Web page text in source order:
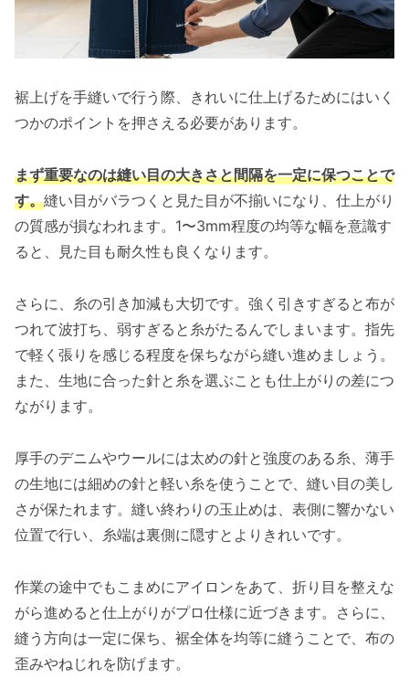
裾上げを手縫いで行う際、きれいに仕上げるためにはいく
つかのポイントを押さえる必要があります。
まず重要なのは縫い目の大きさと間隔を一定に保つことで
す。縫い目がバラつくと見た目が不揃いになり、仕上がり
の質感が損なわれます。1〜3mm程度の均等な幅を意識す
ると、見た目も耐久性も良くなります。
さらに、糸の引き加減も大切です。強く引きすぎると布が
つれて波打ち、弱すぎると糸がたるんでしまいます。指先
で軽く張りを感じる程度を保ちながら縫い進めましょう。
また、生地に合った針と糸を選ぶことも仕上がりの差につ
ながります。
厚手のデニムやウールには太めの針と強度のある糸、薄手
の生地には細めの針と軽い糸を使うことで、縫い目の美し
さが保たれます。縫い終わりの玉止めは、表側に響かない
位置で行い、糸端は裏側に隠すとよりきれいです。
作業の途中でもこまめにアイロンをあて、折り目を整えな
がら進めると仕上がりがプロ仕様に近づきます。さらに、
縫う方向は一定に保ち、裾全体を均等に縫うことで、布の
歪みやねじれを防げます。